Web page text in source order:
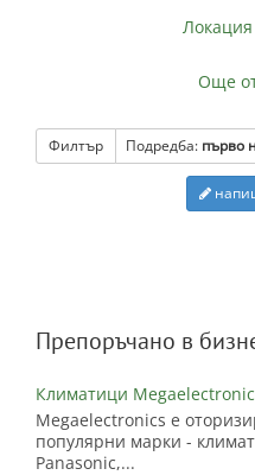
Още
Филтър Подредба: първо
Препоръчано в
Климатици
Megaelectronics е
популярни марки -
Panasonic,...